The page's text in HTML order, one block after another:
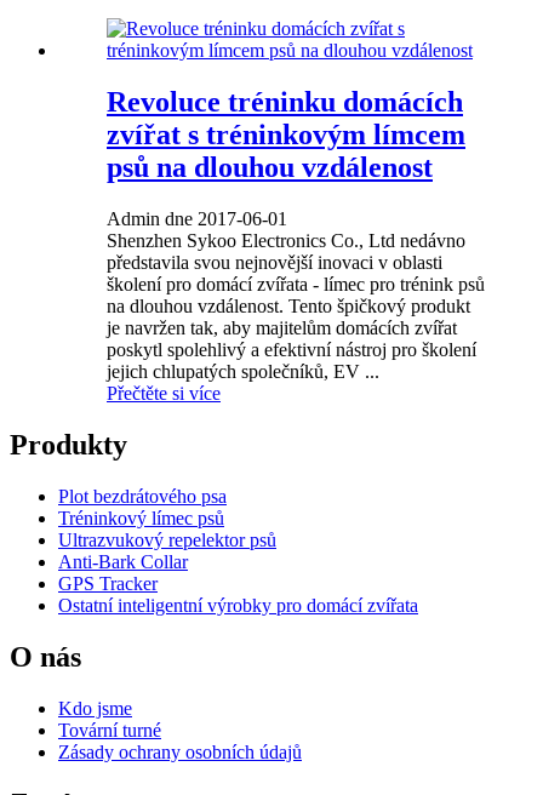
Revoluce tréninku domácích
zvířat s tréninkovým límcem
psů na dlouhou vzdálenost
Admin dne 2017-06-01
Shenzhen Sykoo Electronics Co., Ltd nedávno
představila svou nejnovější inovaci v oblasti
školení pro domácí zvířata - límec pro trénink psů
na dlouhou vzdálenost. Tento špičkový produkt
je navržen tak, aby majitelům domácích zvířat
poskytl spolehlivý a efektivní nástroj pro školení
jejich chlupatých společníků, EV ...
Přečtěte si více
Produkty
Plot bezdrátového psa
Tréninkový límec psů
Ultrazvukový repelektor psů
Anti-Bark Collar
GPS Tracker
Ostatní inteligentní výrobky pro domácí zvířata
O nás
Kdo jsme
Tovární turné
Zásady ochrany osobních údajů